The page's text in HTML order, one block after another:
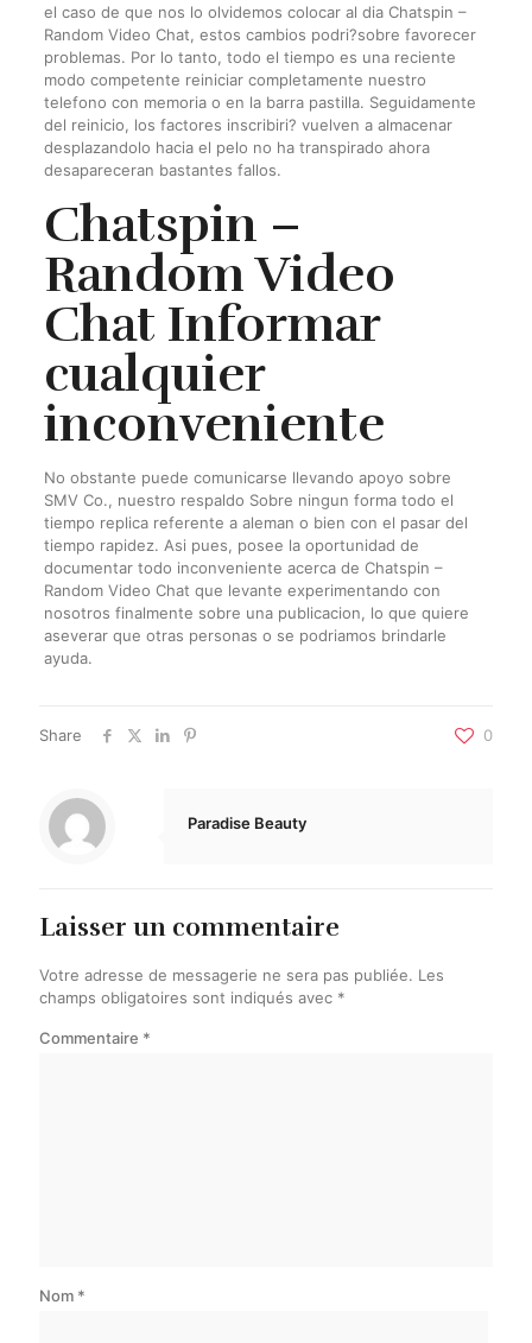
el caso de que nos lo olvidemos colocar al dia Chatspin –
Random Video Chat, estos cambios podri?sobre favorecer
problemas. Por lo tanto, todo el tiempo es una reciente
modo competente reiniciar completamente nuestro
telefono con memoria o en la barra pastilla. Seguidamente
del reinicio, los factores inscribiri? vuelven a almacenar
desplazandolo hacia el pelo no ha transpirado ahora
desapareceran bastantes fallos.
Chatspin –
Random Video
Chat Informar
cualquier
inconveniente
No obstante puede comunicarse llevando apoyo sobre
SMV Co., nuestro respaldo Sobre ningun forma todo el
tiempo replica referente a aleman o bien con el pasar del
tiempo rapidez. Asi­ pues, posee la oportunidad de
documentar todo inconveniente acerca de Chatspin –
Random Video Chat que levante experimentando con
nosotros finalmente sobre una publicacion, lo que quiere
aseverar que otras personas o se podri­amos brindarle
ayuda.
Share 0
Paradise Beauty
Laisser un commentaire
Votre adresse de messagerie ne sera pas publiée. Les
champs obligatoires sont indiqués avec *
Commentaire *
Nom *